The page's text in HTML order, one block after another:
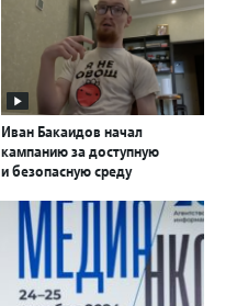
Иван Бакаидов начал
кампанию за доступную
и безопасную среду